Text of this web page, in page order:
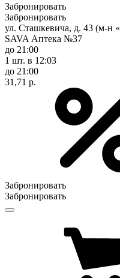
Забронировать
Забронировать
ул. Сташкевича, д. 43 (м-н
SAVA Аптека №37
до 21:00
1 шт. в 12:03
до 21:00
31,71 р.
Забронировать
Забронировать